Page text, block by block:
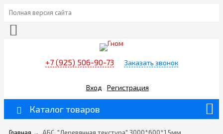
Полная версия сайта
+7 (925) 506-90-73 Заказать звонок
Вход Регистрация
Каталог товаров